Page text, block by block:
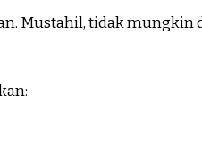
Mustahil, tidak mungkin